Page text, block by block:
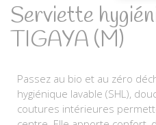
Serviette
TIGAYA (M)
Passez au bio et au zéro
hygiénique lavable (SHL),
coutures intérieures